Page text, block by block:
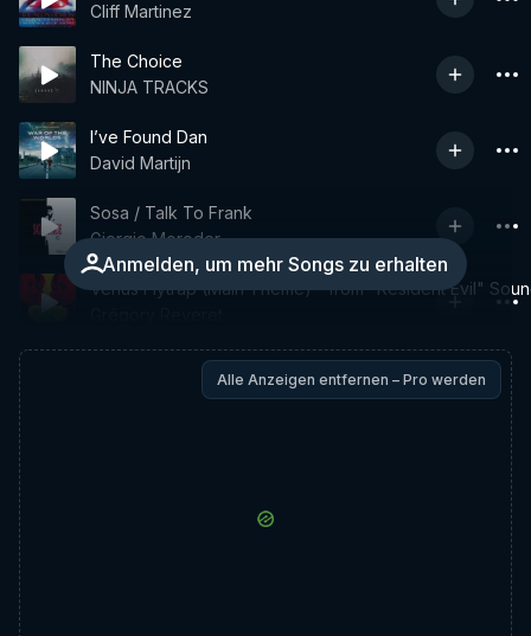
Cliff Martinez
The Choice
NINJA TRACKS
I’ve Found Dan
David Martijn
Anmelden, um mehr Songs zu erhalten
Sosa / Talk To Frank
Giorgio Moroder
Venus Flytrap (Main Theme) - from "Resident Evil"
Alle Anzeigen entfernen – Pro werden